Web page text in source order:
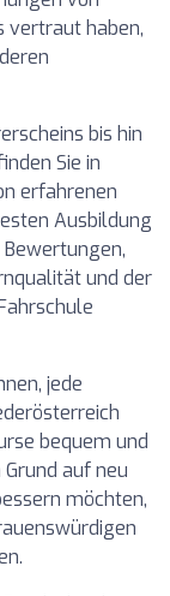
vertraut haben,
bis hin
Sie in
erfahrenen
Ausbildung
und der
jede
bequem und
auf neu
möchten,